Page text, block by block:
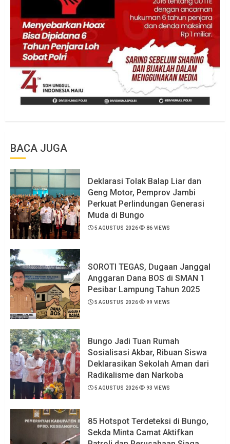
BACA JUGA
Deklarasi Tolak Balap Liar dan
Geng Motor, Pemprov Jambi
Perkuat Perlindungan Generasi
Muda di Bungo
5 AGUSTUS 2026 86 VIEWS
SOROTI TEGAS, Dugaan Janggal
Anggaran Dana BOS di SMAN 1
Pesibar Lampung Tahun 2025
5 AGUSTUS 2026 99 VIEWS
Bungo Jadi Tuan Rumah
Sosialisasi Akbar, Ribuan Siswa
Deklarasikan Sekolah Aman dari
Radikalisme dan Narkoba
5 AGUSTUS 2026 93 VIEWS
85 Hotspot Terdeteksi di Bungo,
Sekda Minta Camat Aktifkan